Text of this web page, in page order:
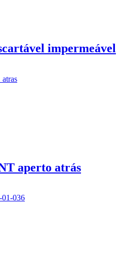
impermeável
aperto atrás